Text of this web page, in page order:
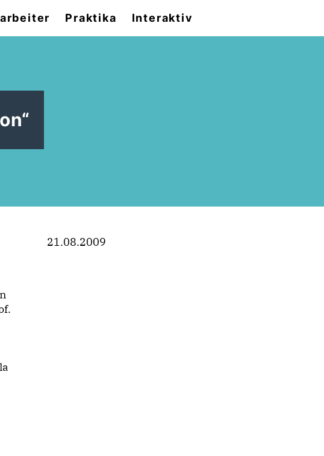
Praktika Interaktiv
21.08.2009